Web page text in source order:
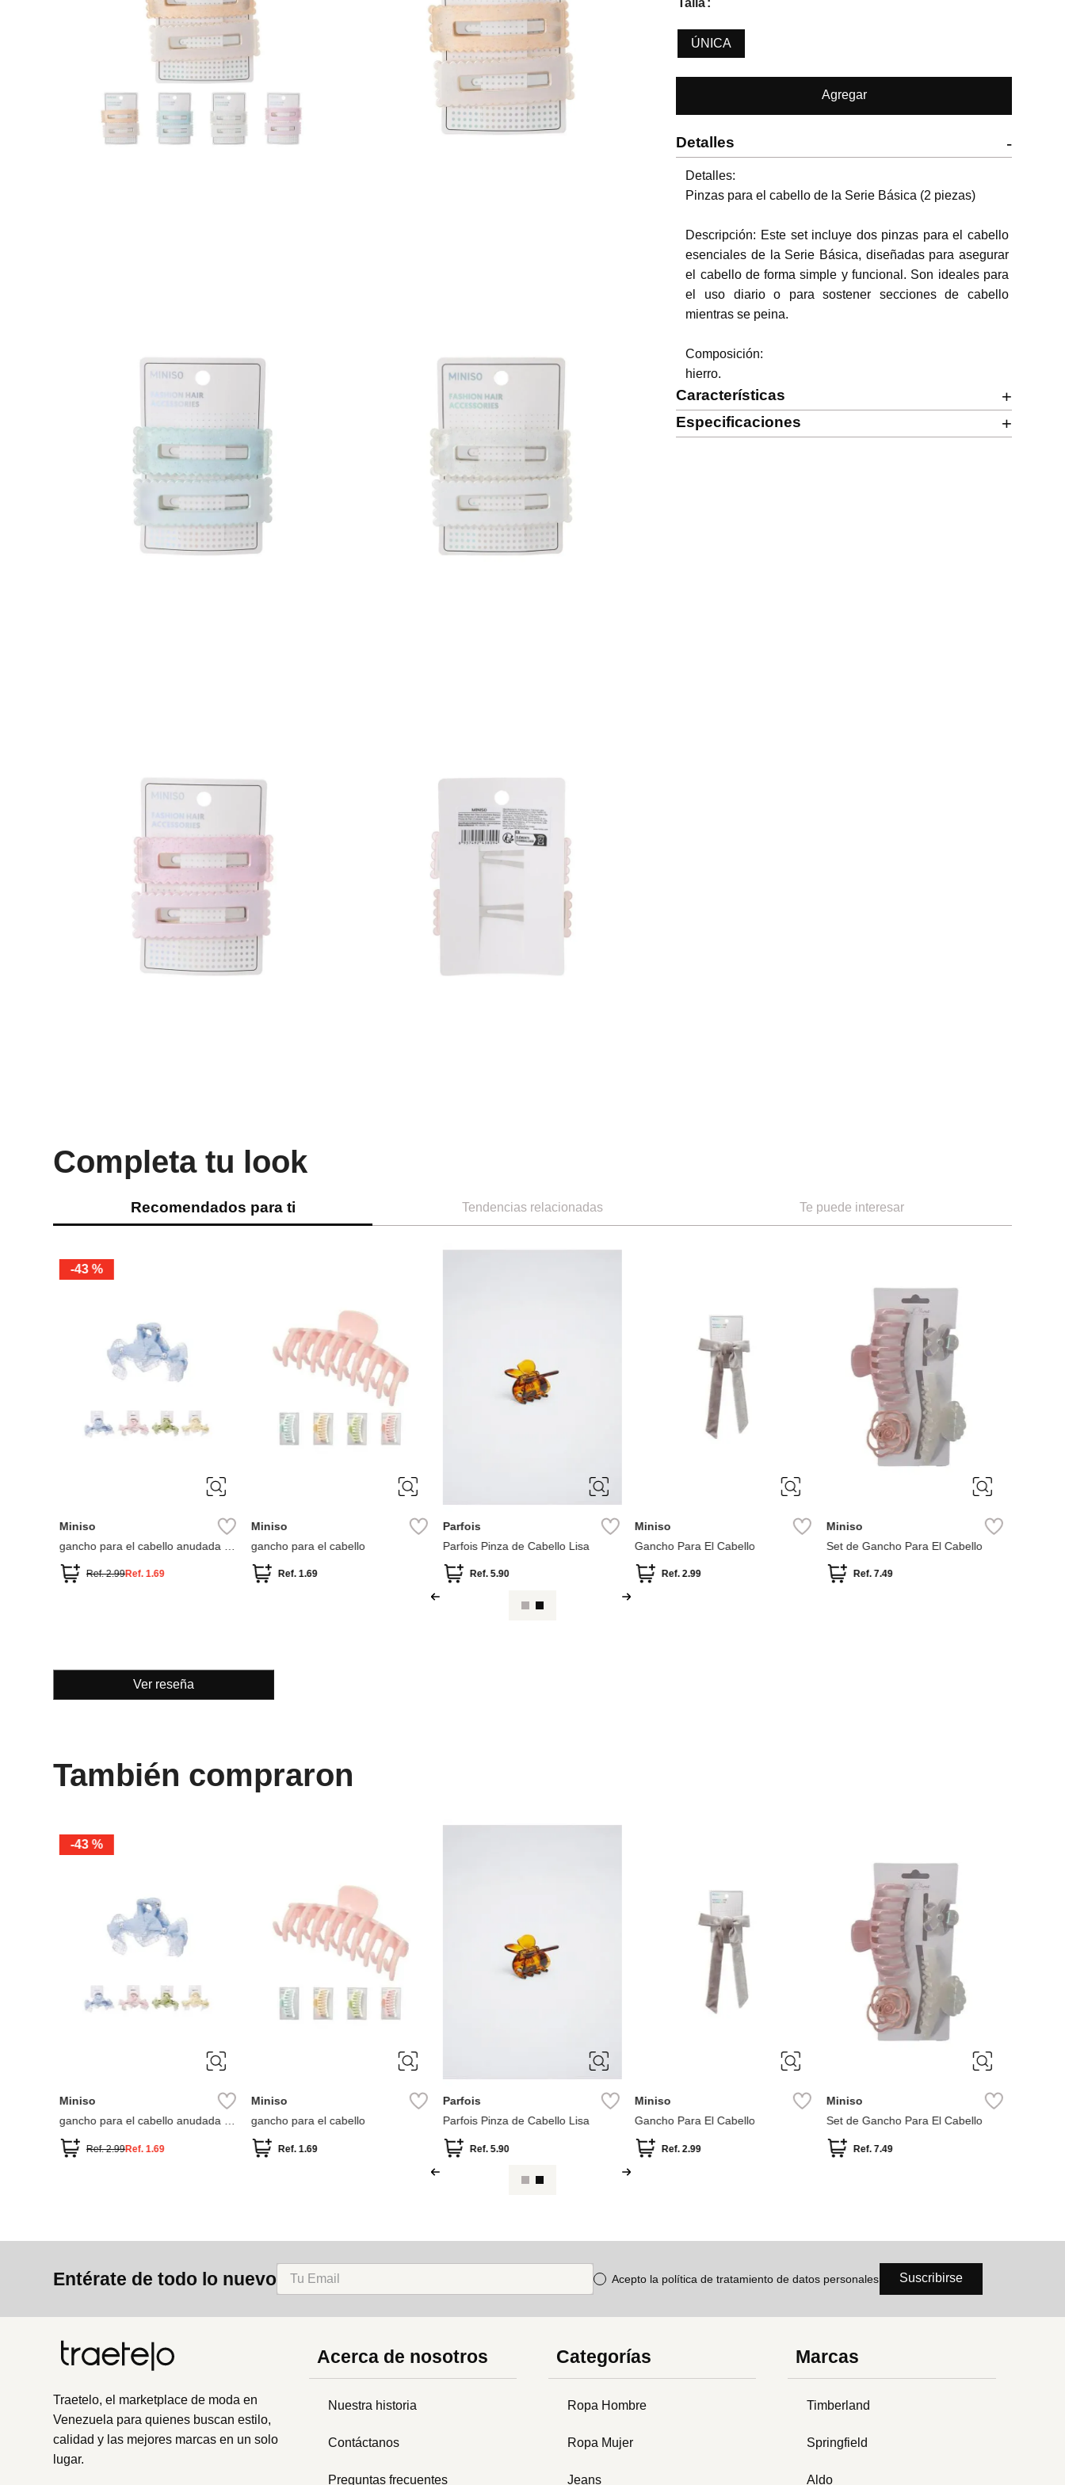
Talla
ÚNICA
Agregar
Detalles -
Detalles:
Pinzas para el cabello de la Serie Básica (2 piezas)
Descripción: Este set incluye dos pinzas para el cabello
esenciales de la Serie Básica, diseñadas para asegurar
el cabello de forma simple y funcional. Son ideales para
el uso diario o para sostener secciones de cabello
mientras se peina.
Composición:
hierro.
Características +
Especificaciones +
Completa tu look
Recomendados para ti Tendencias relacionadas Te puede interesar
-43 %
Miniso
gancho para el cabello anudada 1
Ref.2.99Ref. 1.69
Miniso
gancho para el cabello
Ref. 1.69
Parfois
Parfois Pinza de Cabello Lisa
Ref. 5.90
Miniso
Gancho Para El Cabello
Ref.2.99
Miniso
Set de Gancho Para El Cabello
Ref. 7.49
Ver reseña
También compraron
-43 %
Miniso
gancho para el cabello anudada 1
Ref.2.99Ref. 1.69
Miniso
gancho para el cabello
Ref. 1.69
Parfois
Parfois Pinza de Cabello Lisa
Ref. 5.90
Miniso
Gancho Para El Cabello
Ref.2.99
Miniso
Set de Gancho Para El Cabello
Ref. 7.49
Entérate de todo lo nuevo Acepto la política de tratamiento de datos personales Suscribirse
Traetelo, el marketplace de moda en
Venezuela para quienes buscan estilo,
calidad y las mejores marcas en un solo
lugar.
Acerca de nosotros
Nuestra historia
Contáctanos
Preguntas frecuentes
Categorías
Ropa Hombre
Ropa Mujer
Jeans
Marcas
Timberland
Springfield
Aldo